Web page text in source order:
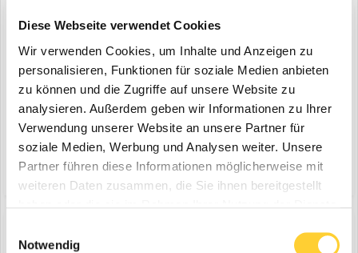
Diese Webseite verwendet Cookies
Wir verwenden Cookies, um Inhalte und Anzeigen zu
personalisieren, Funktionen für soziale Medien anbieten
zu können und die Zugriffe auf unsere Website zu
analysieren. Außerdem geben wir Informationen zu Ihrer
Verwendung unserer Website an unsere Partner für
soziale Medien, Werbung und Analysen weiter. Unsere
Partner führen diese Informationen möglicherweise mit
weiteren Daten zusammen, die Sie ihnen bereitgestellt
Notwendig
Diskutiere mit!
Du kannst jetzt antworten und Dich später anmelden. Wenn du
anmelden
Note:Your post will require moderator approval before it will be
visible.
Antworte auf dieses Thema...
Share 0